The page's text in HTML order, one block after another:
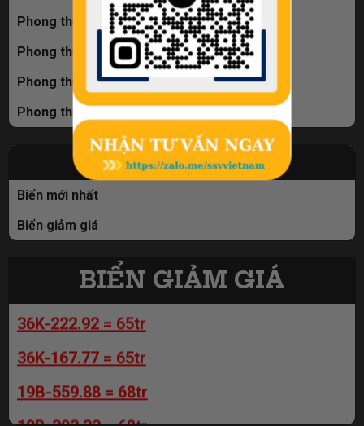
Phong thủy tổng 7
Phong thủy tổng 8
Phong thủy tổng 9
Phong thủy tổng 10
BIỂN NỔI BẬT
Biển mới nhất
Biển giảm giá
BIỂN GIẢM GIÁ
98A-666.00 = 59tr
98A-666.00 = 59tr
98A-666.00 = 59tr
36K-167.77 = 65tr
36K-222.92 = 65tr
36K-222.92 = 65tr
98A-829.89 = 110tr
98A-956.89 = 110tr
98A-928.89 = 110tr